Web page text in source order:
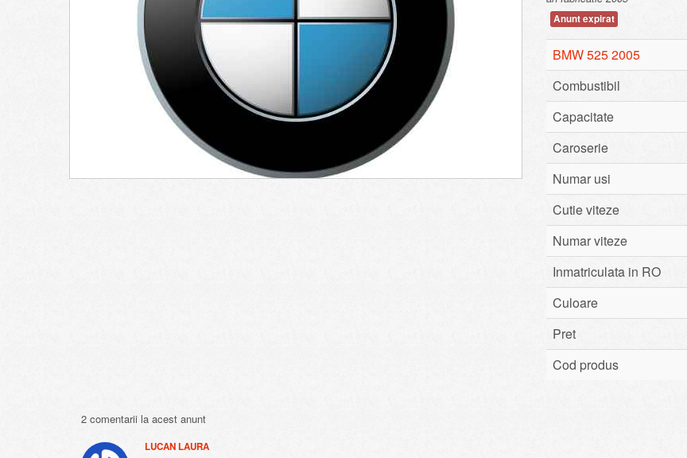
Anunt expirat
BMW 525 2005
Combustibil
Capacitate
Caroserie
Numar usi
Cutie viteze
Numar viteze
Inmatriculata in RO
Culoare
Pret
Cod produs
2 comentarii la acest anunt
LUCAN LAURA